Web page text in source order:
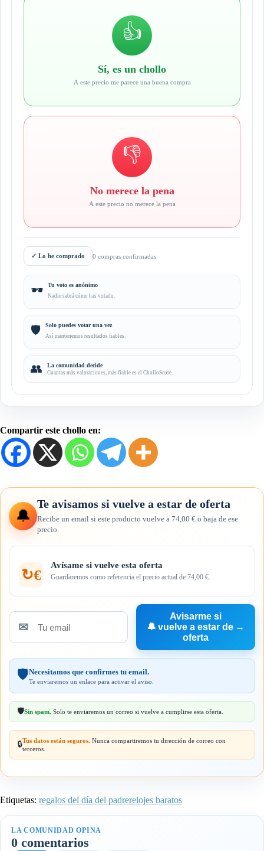
👍
Sí, es un chollo
A este precio me parece una buena compra
👎
No merece la pena
A este precio no merece la pena
✓ Lo he comprado 0 compras confirmadas
🕶️ Tu voto es anónimo
Nadie sabrá cómo has votado.
🛡️ Solo puedes votar una vez
Así mantenemos resultados fiables.
👥 La comunidad decide
Cuantas más valoraciones, más fiable es el CholloScore.
Compartir este chollo en:
🔔
Te avisamos si vuelve a estar de oferta
Recibe un email si este producto vuelve a 74,00 € o baja de ese
precio.
↻€
Avísame si vuelve esta oferta
Guardaremos como referencia el precio actual de 74,00 €.
Tu
email
✉ 🔔
Avisarme si
vuelve a estar de
oferta
→
🛡️Necesitamos que confirmes tu email.
Te enviaremos un enlace para activar el aviso.
🛡️Sin spam. Solo te enviaremos un correo si vuelve a cumplirse esta oferta.
🔒Tus datos están seguros. Nunca compartiremos tu dirección de correo con
terceros.
Etiquetas: regalos del día del padrerelojes baratos
LA COMUNIDAD OPINA
0 comentarios